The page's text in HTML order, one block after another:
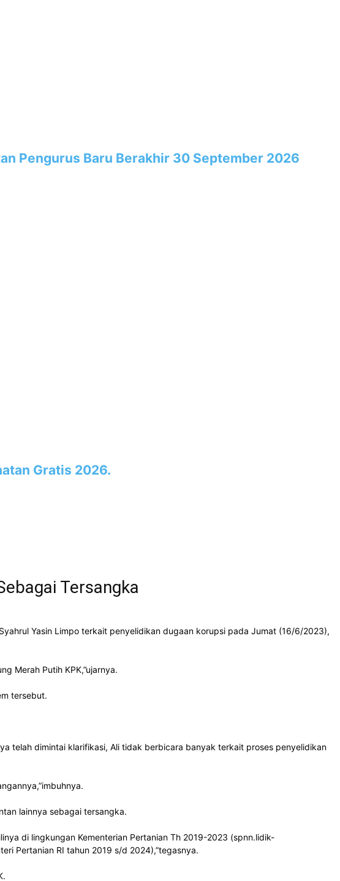
Pengurus Baru Berakhir 30 September 2026
Gratis 2026.
Tersangka
Yasin Limpo terkait penyelidikan dugaan korupsi pada Jumat (16/6/2023),
Merah Putih KPK,”ujarnya.
tersebut.
telah dimintai klarifikasi, Ali tidak berbicara banyak terkait proses penyelidikan
lainnya sebagai tersangka.
di lingkungan Kementerian Pertanian Th 2019-2023 (spnn.lidik-
Pertanian RI tahun 2019 s/d 2024),”tegasnya.